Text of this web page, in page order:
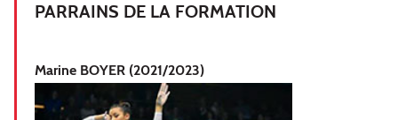
PARRAINS DE LA FORMATION
Marine BOYER (2021/2023)